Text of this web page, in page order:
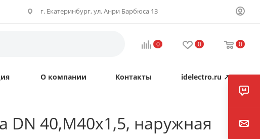
г. Екатеринбург, ул. Анри Барбюса 13
0 0 0
О компании Контакты idelectro.ru ↗
DN 40,М40х1,5, наружная